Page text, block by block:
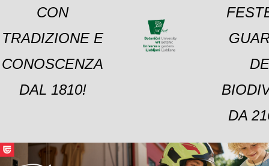
CON
TRADIZIONE E
CONOSCENZA
DAL 1810!
DA